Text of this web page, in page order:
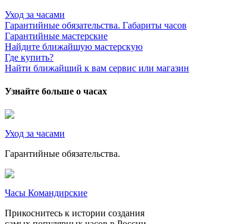
Уход за часами
Гарантийные обязательства. Габариты часов
Гарантийные мастерские
Найдите ближайшую мастерскую
Где купить?
Найти ближайший к вам сервис или магазин
Узнайте больше о часах
Уход за часами
Гарантийные обязательства.
Часы Командирские
Прикоснитесь к истории создания